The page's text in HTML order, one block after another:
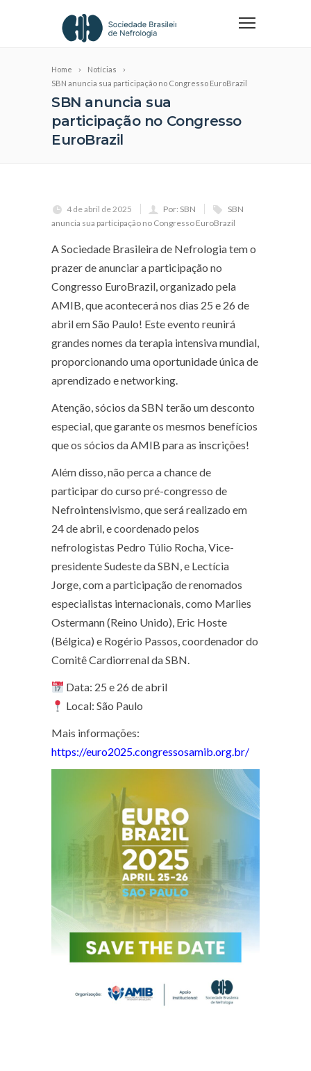
Home
Notícias
SBN anuncia sua participação no Congresso EuroBrazil
SBN anuncia sua
participação no Congresso
EuroBrazil
4 de abril de 2025 Por: SBN
SBN
anuncia sua participação no Congresso EuroBrazil
A Sociedade Brasileira de Nefrologia tem o
prazer de anunciar a participação no
Congresso EuroBrazil, organizado pela
AMIB, que acontecerá nos dias 25 e 26 de
abril em São Paulo! Este evento reunirá
grandes nomes da terapia intensiva mundial,
proporcionando uma oportunidade única de
aprendizado e networking.
Atenção, sócios da SBN terão um desconto
especial, que garante os mesmos benefícios
que os sócios da AMIB para as inscrições!
Além disso, não perca a chance de
participar do curso pré-congresso de
Nefrointensivismo, que será realizado em
24 de abril, e coordenado pelos
nefrologistas Pedro Túlio Rocha, Vice-
presidente Sudeste da SBN, e Lectícia
Jorge, com a participação de renomados
especialistas internacionais, como Marlies
Ostermann (Reino Unido), Eric Hoste
(Bélgica) e Rogério Passos, coordenador do
Comitê Cardiorrenal da SBN.
Data: 25 e 26 de abril
Local: São Paulo
Mais informações:
https://euro2025.congressosamib.org.br/